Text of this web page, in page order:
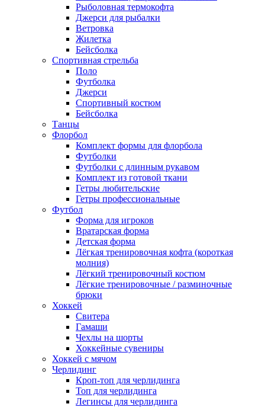
Рыболовная термокофта
Джерси для рыбалки
Ветровка
Жилетка
Бейсболка
Спортивная стрельба
Поло
Футболка
Джерси
Спортивный костюм
Бейсболка
Танцы
Флорбол
Комплект формы для флорбола
Футболки
Футболки с длинным рукавом
Комплект из готовой ткани
Гетры любительские
Гетры профессиональные
Футбол
Форма для игроков
Вратарская форма
Детская форма
Лёгкая тренировочная кофта (короткая
молния)
Лёгкий тренировочный костюм
Лёгкие тренировочные / разминочные
брюки
Хоккей
Свитера
Гамаши
Чехлы на шорты
Хоккейные сувениры
Хоккей с мячом
Черлидинг
Кроп-топ для черлидинга
Топ для черлидинга
Легинсы для черлидинга